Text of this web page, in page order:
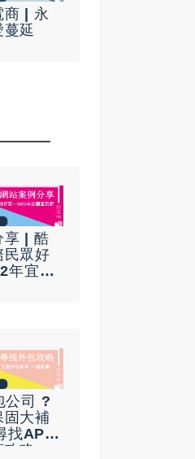
商 | 永
延
享 | 酷
民眾好
年宜蘭
公司 ?
固大補
找APP
略